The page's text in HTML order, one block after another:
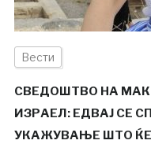
Вести
СВЕДОШТВО НА
ИЗРАЕЛ: ЕДВАЈ СЕ
УКАЖУВАЊЕ ШТО ЌЕ